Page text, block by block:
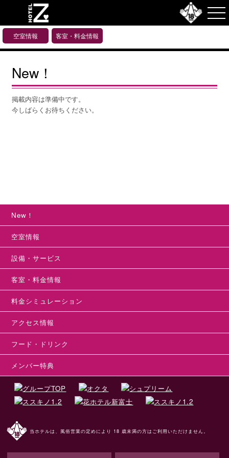
空室情報 客室・料金情報
New！
掲載内容は準備中です。
今しばらくお待ちください。
New！
空室情報
設備・サービス
客室・料金情報
料金シミュレーション
アクセス情報
フード・ドリンク
メンバー特典
当ホテルは、風俗営業の定めにより 18 歳未満の方はご利用いただけません。